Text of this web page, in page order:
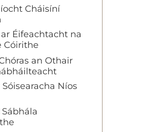
Cháisíní
Éifeachtacht na
Cóirithe
an Othair
Níos